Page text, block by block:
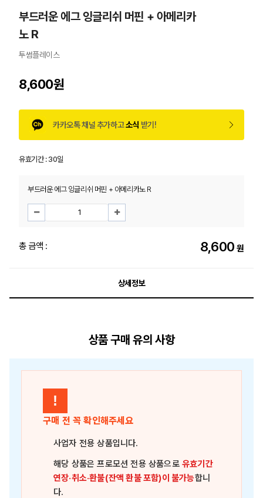
부드러운 에그 잉글리쉬 머핀 + 아메리카
노 R
투썸플레이스
8,600원
카카오톡 채널 추가하고소식 받기!
유효기간 :30일
부드러운 에그 잉글리쉬 머핀 + 아메리카노 R
총 금액 : 8,600 원
상세정보
상품 구매 유의 사항
!
구매 전 꼭 확인해주세요
사업자 전용 상품입니다.
해당 상품은프로모션 전용 상품으로유효기간
연장·취소·환불(잔액 환불 포함)이 불가능합니
다.